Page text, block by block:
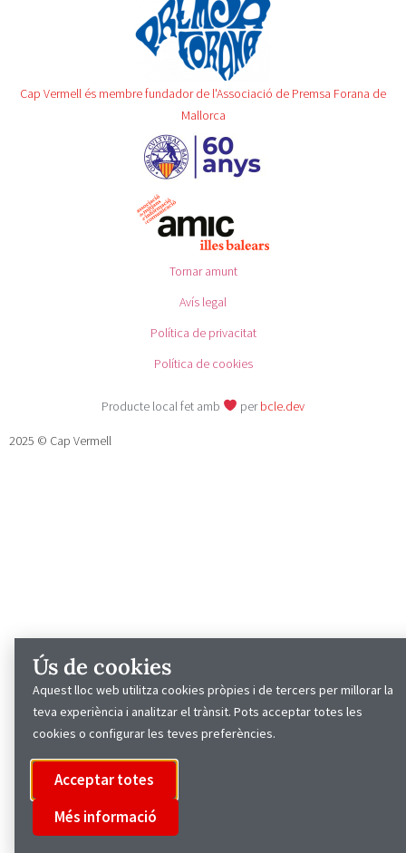
Cap Vermell és membre fundador de l'Associació de Premsa Forana de
Mallorca
Tornar amunt
Avís legal
Política de privacitat
Política de cookies
Producte local fet amb perbcle.dev
2025 © Cap Vermell
Ús de cookies
Aquest lloc web utilitza cookies pròpies i de tercers per millorar la
teva experiència i analitzar el trànsit. Pots acceptar totes les
cookies o configurar les teves preferències.
Acceptar totes
Més informació